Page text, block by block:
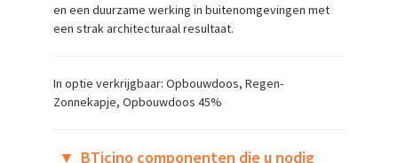
en een duurzame werking in buitenomgevingen met
een strak architecturaal resultaat.
In optie verkrijgbaar: Opbouwdoos, Regen-
Zonnekapje, Opbouwdoos 45%
▼ BTicino componenten die u nodig